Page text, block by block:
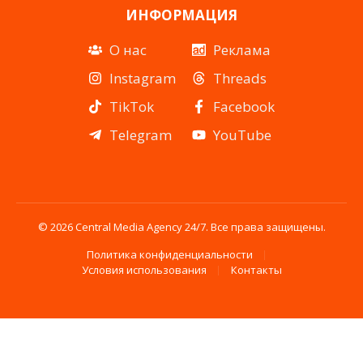
ИНФОРМАЦИЯ
О нас
Instagram
TikTok
Telegram
Реклама
Threads
Facebook
YouTube
© 2026 Central Media Agency 24/7. Все права защищены.
Политика конфиденциальности
Условия использования
Контакты